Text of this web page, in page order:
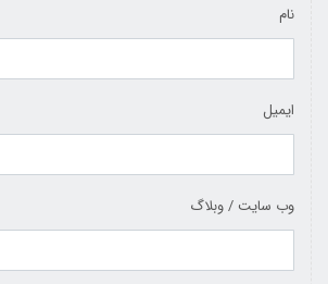
نام
ایمیل
وب سایت / وبلاگ